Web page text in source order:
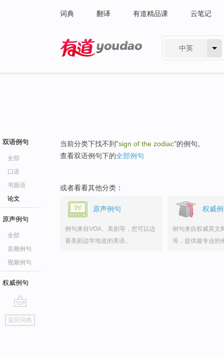
词典 翻译 有道精品课 云笔记
中英
双语例句
全部
口语
书面语
论文
原声例句
全部
音频例句
视频例句
权威例句
go
top
返回词典
当前分类下找不到"sign of the zodiac"的例句。
查看双语例句下的全部例句
或者看看其他分类：
原声例句
例句来自VOA、美剧等，您可以边
看美剧边学地道的美语。
权威
例句来自权威英文
等，提供最专业的